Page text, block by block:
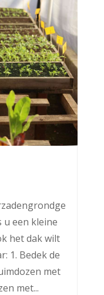
u een kleine
het dak wilt
1. Bedek de
met
met...